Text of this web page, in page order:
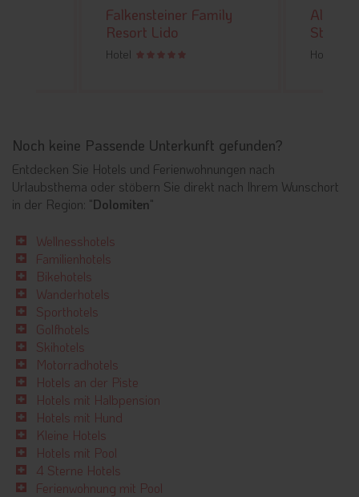
Falkensteiner Family
Resort Lido
Hotel
Alpine
Stoll
Hotel
Noch keine Passende Unterkunft gefunden?
Entdecken Sie Hotels und Ferienwohnungen nach
Urlaubsthema oder stöbern Sie direkt nach Ihrem Wunschort
in der Region: "Dolomiten"
Wellnesshotels
Familienhotels
Bikehotels
Wanderhotels
Sporthotels
Golfhotels
Skihotels
Motorradhotels
Hotels an der Piste
Hotels mit Halbpension
Hotels mit Hund
Kleine Hotels
Hotels mit Pool
4 Sterne Hotels
Ferienwohnung mit Pool